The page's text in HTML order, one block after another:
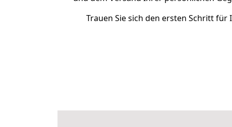
Trauen Sie sich den ersten Schritt